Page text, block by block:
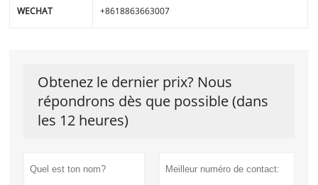
WECHAT +8618863663007
Obtenez le dernier prix? Nous
répondrons dès que possible (dans
les 12 heures)